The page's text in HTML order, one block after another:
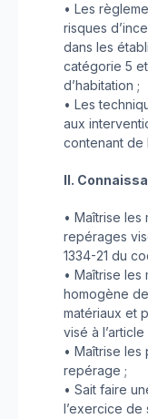
• Les
risques
dans les
catégorie 5
d’habitation ;
• Les
aux
contenant de
II.
• Maîtrise les
repérages
1334-21 du
• Maîtrise les
homogène
matériaux et
visé à
• Maîtrise
repérage ;
• Sait faire
l’exercice de